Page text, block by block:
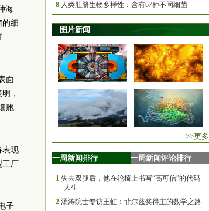
海
细
面
，
胞
表现
工厂
子
8 人类肚脐生物多样性：含有67种不同细菌
图片新闻
>>更多
一周新闻排行 一周新闻评论排行
1 失去双腿后，他在轮椅上书写“高可信”的代码
人生
2 汤涛院士专访王虹：菲尔兹奖得主的数学之路